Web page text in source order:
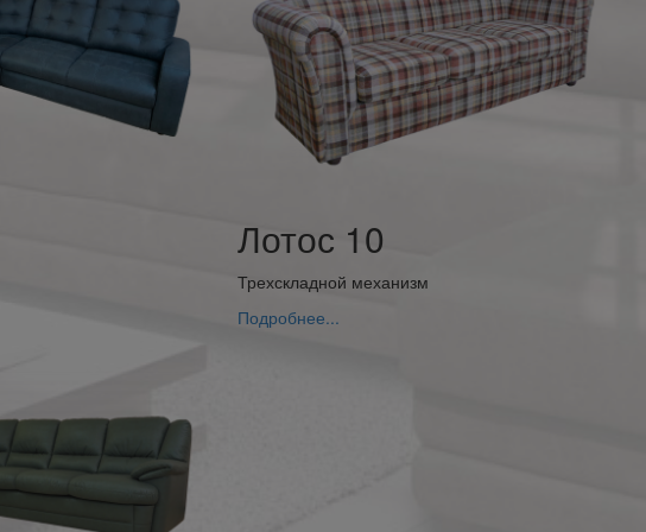
Лотос 10
Трехскладной механизм
Подробнее...